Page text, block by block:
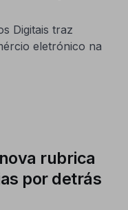
Digitais traz
eletrónico na
rubrica
por detrás